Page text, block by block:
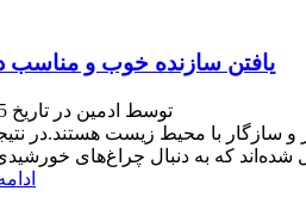
یافتن سازنده خوب و مناسب
توسط ادمین در تاریخ 24/07/25
سازگار با محیط زیست هستند.در